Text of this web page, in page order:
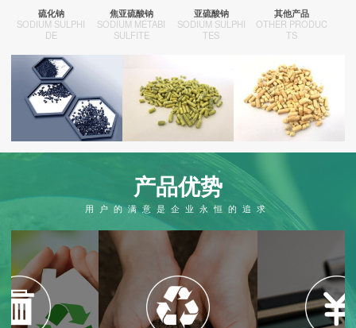
1 2
硫化钠
SODIUM SULPHI
DE
焦亚硫酸钠
SODIUM METABI
SULFITE
亚硫酸钠
SODIUM SULPHI
TES
其他产品
OTHER PRODUC
TS
产品优势
用户的满意是企业永恒的追求